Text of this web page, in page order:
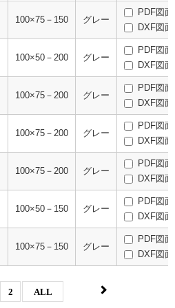
100×75－150 グレー
PDF図面
DXF図面
100×50－200 グレー
PDF図面
DXF図面
100×75－200 グレー
PDF図面
DXF図面
100×75－200 グレー
PDF図面
DXF図面
100×75－200 グレー
PDF図面
DXF図面
100×50－150 グレー
PDF図面
DXF図面
100×75－150 グレー
PDF図面
DXF図面
2 ALL